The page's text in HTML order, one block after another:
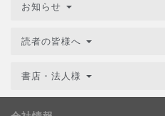
お知らせ
読者の皆様へ
書店・法人様